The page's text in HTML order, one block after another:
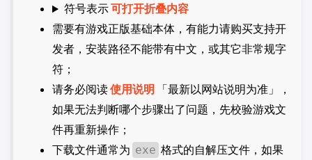
符号表示可打开折叠内容
需要有游戏正版基础本体，有能力请购买支持开
发者，安装路径不能带有中文，或其它非常规字
符；
请务必阅读使用说明
「最新以网站说明为准」，
如果无法判断哪个步骤出了问题，先校验游戏文
件再重新操作；
下载文件通常为 exe 格式的自解压文件，如果